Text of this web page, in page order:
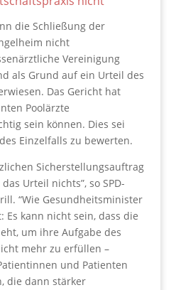
die Schließung der
nicht
Vereinigung
als Grund auf ein Urteil des
Das Gericht hat
Poolärzte
sein können. Dies sei
Einzelfalls zu bewerten.
Sicherstellungsauftrag
Urteil nichts”, so SPD-
“Wie Gesundheitsminister
Es kann nicht sein, dass die
um ihre Aufgabe des
mehr zu erfüllen –
und Patienten
die dann stärker